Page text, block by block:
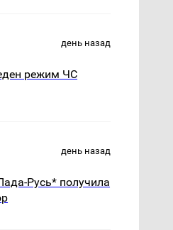
день назад
режим ЧС
день назад
Русь* получила